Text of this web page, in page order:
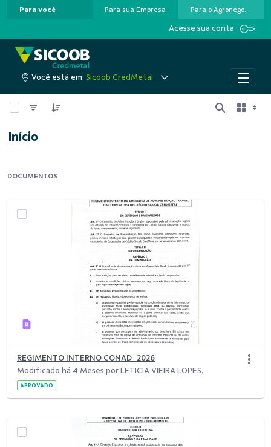
Pular para o Conteúdo principal
Para você Para sua Empresa Para o Agronegócio
Acesse sua conta
Você está em: Sicoob CredMetal
0 de 2 Itens selecionados
Início
DOCUMENTOS
REGIMENTO INTERNO CONAD_2026
Modificado há 4 Meses por LETICIA VIEIRA LOPES.
APROVADO